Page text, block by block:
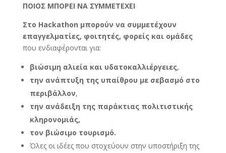
ΠΟΙΟΣ ΜΠΟΡΕΙ ΝΑ ΣΥΜΜΕΤΕΧΕΙ
Στο Hackathon μπορούν να συμμετέχουν
επαγγελματίες, φοιτητές, φορείς και ομάδες
που ενδιαφέρονται για:
βιώσιμη αλιεία και υδατοκαλλιέργειες,
την ανάπτυξη της υπαίθρου με σεβασμό στο
περιβάλλον,
την ανάδειξη της παράκτιας πολιτιστικής
κληρονομιάς,
τον βιώσιμο τουρισμό.
Όλες οι ιδέες που στοχεύουν στην υποστήριξη της